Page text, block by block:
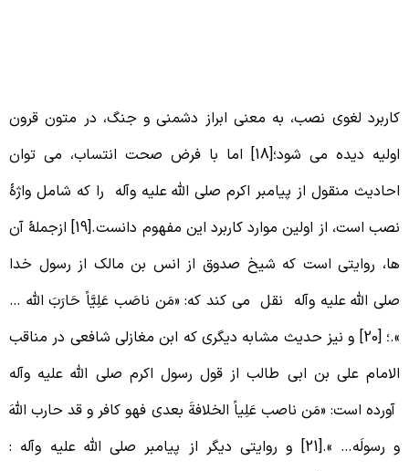
لغوی نصب، به معنی ابراز دشمنی و جنگ، در متون قرون
اولیه دیده می شود؛[18] اما با فرض صحت انتساب، می توان
منقول از پیامبر اکرم صلی الله علیه وآله را که شامل واژۀ
نصب است، از اولین موارد کاربرد این مفهوم دانست.[19] ازجملۀ آن
روایتی است که شیخ صدوق از انس بن مالک از رسول خدا
الله علیه وآله نقل می کند که: «مَن ناصَب عَلِيَّاً حَارَبَ الله …
».؛ [20] و نیز حدیث مشابه دیگری که ابن مغازلی شافعی در مناقب
علی بن ابی طالب از قول رسول اکرم صلی الله علیه وآله
است: «مَن ناصب عَلِیاً الخلافةَ بعدی فهو کافر و قد حارب اللهَ
و رسولَه… ».[21] و روایتی دیگر از پیامبر صلی الله علیه وآله :